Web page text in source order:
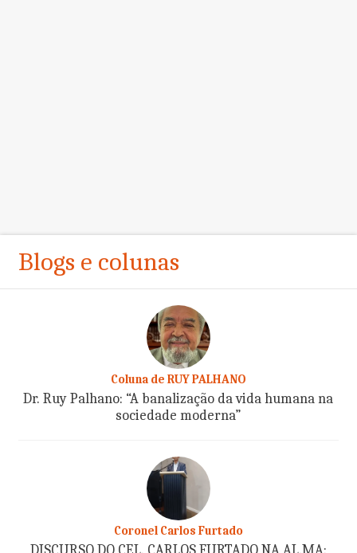
Blogs e colunas
Coluna de RUY PALHANO
Dr. Ruy Palhano: “A banalização da vida humana na
sociedade moderna”
Coronel Carlos Furtado